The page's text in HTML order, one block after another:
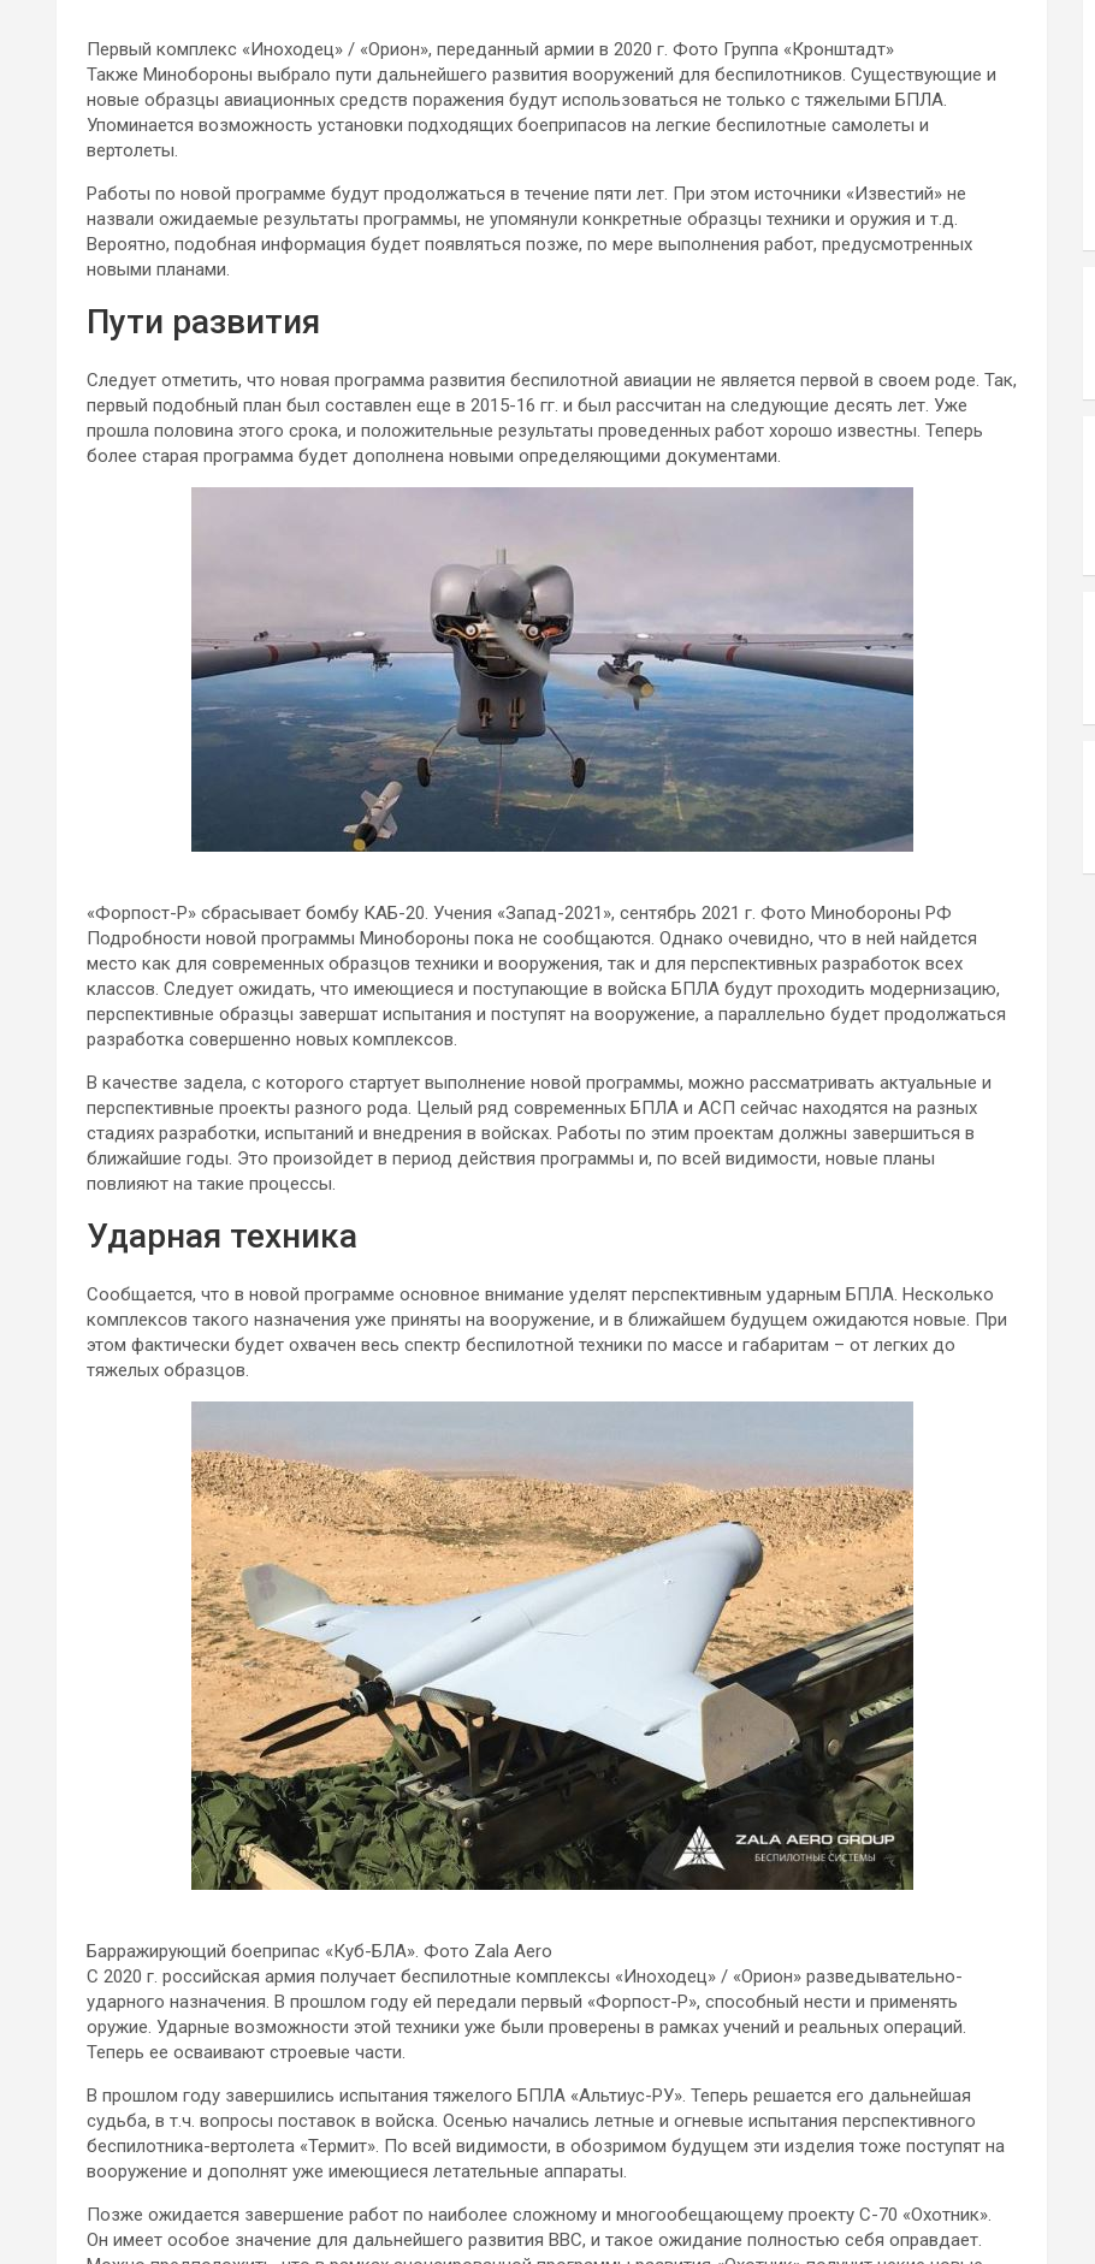
Первый комплекс «Иноходец» / «Орион», переданный армии в 2020 г. Фото Группа «Кронштадт»
Также Минобороны выбрало пути дальнейшего развития вооружений для беспилотников. Существующие и
новые образцы авиационных средств поражения будут использоваться не только с тяжелыми БПЛА.
Упоминается возможность установки подходящих боеприпасов на легкие беспилотные самолеты и
вертолеты.
Работы по новой программе будут продолжаться в течение пяти лет. При этом источники «Известий» не
назвали ожидаемые результаты программы, не упомянули конкретные образцы техники и оружия и т.д.
Вероятно, подобная информация будет появляться позже, по мере выполнения работ, предусмотренных
новыми планами.
Пути развития
Следует отметить, что новая программа развития беспилотной авиации не является первой в своем роде. Так,
первый подобный план был составлен еще в 2015-16 гг. и был рассчитан на следующие десять лет. Уже
прошла половина этого срока, и положительные результаты проведенных работ хорошо известны. Теперь
более старая программа будет дополнена новыми определяющими документами.
«Форпост-Р» сбрасывает бомбу КАБ-20. Учения «Запад-2021», сентябрь 2021 г. Фото Минобороны РФ
Подробности новой программы Минобороны пока не сообщаются. Однако очевидно, что в ней найдется
место как для современных образцов техники и вооружения, так и для перспективных разработок всех
классов. Следует ожидать, что имеющиеся и поступающие в войска БПЛА будут проходить модернизацию,
перспективные образцы завершат испытания и поступят на вооружение, а параллельно будет продолжаться
разработка совершенно новых комплексов.
В качестве задела, с которого стартует выполнение новой программы, можно рассматривать актуальные и
перспективные проекты разного рода. Целый ряд современных БПЛА и АСП сейчас находятся на разных
стадиях разработки, испытаний и внедрения в войсках. Работы по этим проектам должны завершиться в
ближайшие годы. Это произойдет в период действия программы и, по всей видимости, новые планы
повлияют на такие процессы.
Ударная техника
Сообщается, что в новой программе основное внимание уделят перспективным ударным БПЛА. Несколько
комплексов такого назначения уже приняты на вооружение, и в ближайшем будущем ожидаются новые. При
этом фактически будет охвачен весь спектр беспилотной техники по массе и габаритам – от легких до
тяжелых образцов.
Барражирующий боеприпас «Куб-БЛА». Фото Zala Aero
С 2020 г. российская армия получает беспилотные комплексы «Иноходец» / «Орион» разведывательно-
ударного назначения. В прошлом году ей передали первый «Форпост-Р», способный нести и применять
оружие. Ударные возможности этой техники уже были проверены в рамках учений и реальных операций.
Теперь ее осваивают строевые части.
В прошлом году завершились испытания тяжелого БПЛА «Альтиус-РУ». Теперь решается его дальнейшая
судьба, в т.ч. вопросы поставок в войска. Осенью начались летные и огневые испытания перспективного
беспилотника-вертолета «Термит». По всей видимости, в обозримом будущем эти изделия тоже поступят на
вооружение и дополнят уже имеющиеся летательные аппараты.
Позже ожидается завершение работ по наиболее сложному и многообещающему проекту С-70 «Охотник».
Он имеет особое значение для дальнейшего развития ВВС, и такое ожидание полностью себя оправдает.